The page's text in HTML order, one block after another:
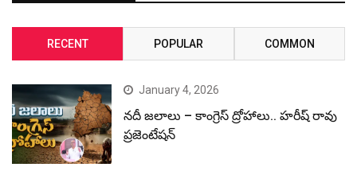
RECENT POPULAR COMMON
January 4, 2026
నదీ జలాలు – కాంగ్రెస్ ద్రోహాలు.. హరీష్ రావు
ప్రజెంటేషన్